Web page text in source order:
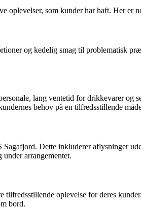
oplevelser, som kunder har haft. Her er
og kedelig smag til problematisk
lang ventetid for drikkevarer og
behov på en tilfredsstillende
Dette inkluderer aflysninger
arrangementet.
oplevelse for deres
bord.